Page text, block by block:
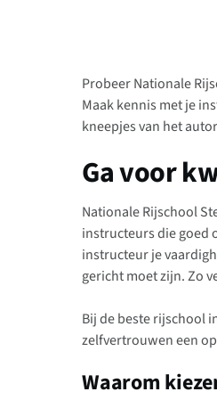
Probeer Nationale
Maak kennis met je
kneepjes van het
Ga voor
Nationale Rijschool
instructeurs die goed
instructeur je
gericht moet zijn. Zo
Bij de beste rijschool
zelfvertrouwen een
Waarom